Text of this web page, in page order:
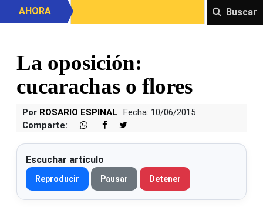
Buscar
AHORA
La oposición:
cucarachas o flores
Por ROSARIO ESPINAL
Fecha: 10/06/2015
Comparte:
Escuchar artículo
Reproducir Pausar Detener